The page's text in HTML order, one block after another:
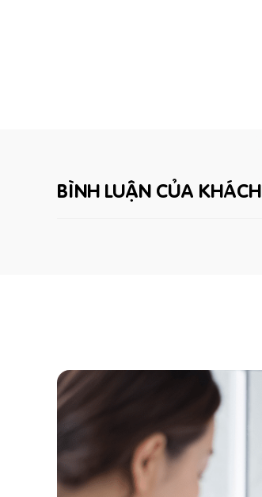
BÌNH LUẬN CỦA